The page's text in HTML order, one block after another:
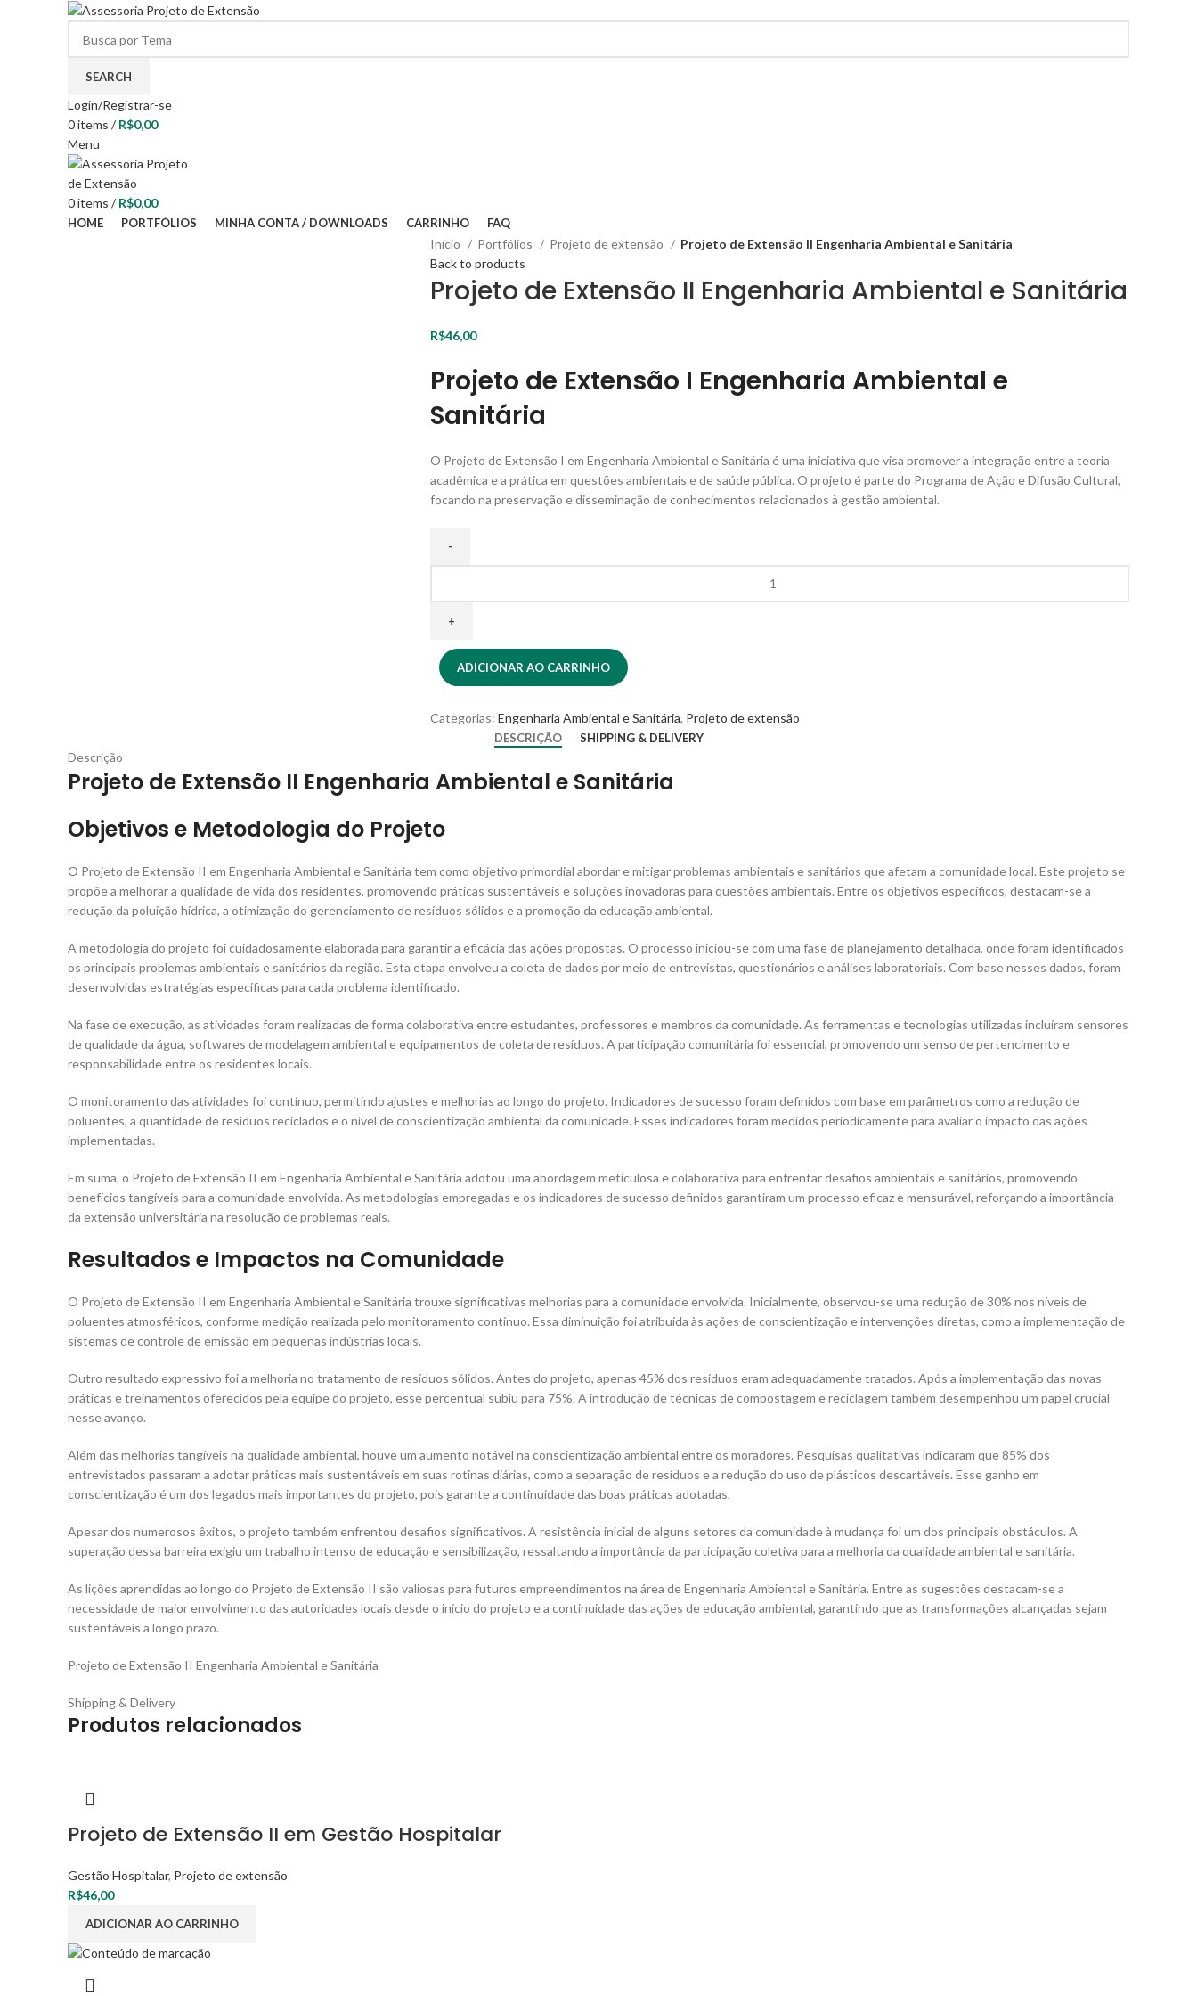
SEARCH
Login/Registrar-se
0items / R$0,00
Menu
0items / R$0,00
HOME PORTFÓLIOS MINHA CONTA / DOWNLOADS CARRINHO FAQ
Início Portfólios Projeto de extensão
Projeto de Extensão II Engenharia Ambiental e Sanitária
Back to products
Projeto de Extensão II Engenharia Ambiental e Sanitária
R$46,00
Projeto de Extensão I Engenharia Ambiental e
Sanitária
O Projeto de Extensão I em Engenharia Ambiental e Sanitária é uma iniciativa que visa promover a integração entre a teoria
acadêmica e a prática em questões ambientais e de saúde pública. O projeto é parte do Programa de Ação e Difusão Cultural,
focando na preservação e disseminação de conhecimentos relacionados à gestão ambiental.
ADICIONAR AO CARRINHO
Categorias: Engenharia Ambiental e Sanitária, Projeto de extensão
DESCRIÇÃO SHIPPING & DELIVERY
Descrição
Projeto de Extensão II Engenharia Ambiental e Sanitária
Objetivos e Metodologia do Projeto
O Projeto de Extensão II em Engenharia Ambiental e Sanitária tem como objetivo primordial abordar e mitigar problemas ambientais e sanitários que afetam a comunidade local. Este projeto se
propõe a melhorar a qualidade de vida dos residentes, promovendo práticas sustentáveis e soluções inovadoras para questões ambientais. Entre os objetivos específicos, destacam-se a
redução da poluição hídrica, a otimização do gerenciamento de resíduos sólidos e a promoção da educação ambiental.
A metodologia do projeto foi cuidadosamente elaborada para garantir a eficácia das ações propostas. O processo iniciou-se com uma fase de planejamento detalhada, onde foram identificados
os principais problemas ambientais e sanitários da região. Esta etapa envolveu a coleta de dados por meio de entrevistas, questionários e análises laboratoriais. Com base nesses dados, foram
desenvolvidas estratégias específicas para cada problema identificado.
Na fase de execução, as atividades foram realizadas de forma colaborativa entre estudantes, professores e membros da comunidade. As ferramentas e tecnologias utilizadas incluíram sensores
de qualidade da água, softwares de modelagem ambiental e equipamentos de coleta de resíduos. A participação comunitária foi essencial, promovendo um senso de pertencimento e
responsabilidade entre os residentes locais.
O monitoramento das atividades foi contínuo, permitindo ajustes e melhorias ao longo do projeto. Indicadores de sucesso foram definidos com base em parâmetros como a redução de
poluentes, a quantidade de resíduos reciclados e o nível de conscientização ambiental da comunidade. Esses indicadores foram medidos periodicamente para avaliar o impacto das ações
implementadas.
Em suma, o Projeto de Extensão II em Engenharia Ambiental e Sanitária adotou uma abordagem meticulosa e colaborativa para enfrentar desafios ambientais e sanitários, promovendo
benefícios tangíveis para a comunidade envolvida. As metodologias empregadas e os indicadores de sucesso definidos garantiram um processo eficaz e mensurável, reforçando a importância
da extensão universitária na resolução de problemas reais.
Resultados e Impactos na Comunidade
O Projeto de Extensão II em Engenharia Ambiental e Sanitária trouxe significativas melhorias para a comunidade envolvida. Inicialmente, observou-se uma redução de 30% nos níveis de
poluentes atmosféricos, conforme medição realizada pelo monitoramento contínuo. Essa diminuição foi atribuída às ações de conscientização e intervenções diretas, como a implementação de
sistemas de controle de emissão em pequenas indústrias locais.
Outro resultado expressivo foi a melhoria no tratamento de resíduos sólidos. Antes do projeto, apenas 45% dos resíduos eram adequadamente tratados. Após a implementação das novas
práticas e treinamentos oferecidos pela equipe do projeto, esse percentual subiu para 75%. A introdução de técnicas de compostagem e reciclagem também desempenhou um papel crucial
nesse avanço.
Além das melhorias tangíveis na qualidade ambiental, houve um aumento notável na conscientização ambiental entre os moradores. Pesquisas qualitativas indicaram que 85% dos
entrevistados passaram a adotar práticas mais sustentáveis em suas rotinas diárias, como a separação de resíduos e a redução do uso de plásticos descartáveis. Esse ganho em
conscientização é um dos legados mais importantes do projeto, pois garante a continuidade das boas práticas adotadas.
Apesar dos numerosos êxitos, o projeto também enfrentou desafios significativos. A resistência inicial de alguns setores da comunidade à mudança foi um dos principais obstáculos. A
superação dessa barreira exigiu um trabalho intenso de educação e sensibilização, ressaltando a importância da participação coletiva para a melhoria da qualidade ambiental e sanitária.
As lições aprendidas ao longo do Projeto de Extensão II são valiosas para futuros empreendimentos na área de Engenharia Ambiental e Sanitária. Entre as sugestões destacam-se a
necessidade de maior envolvimento das autoridades locais desde o início do projeto e a continuidade das ações de educação ambiental, garantindo que as transformações alcançadas sejam
sustentáveis a longo prazo.
Projeto de Extensão II Engenharia Ambiental e Sanitária
Shipping & Delivery
Produtos relacionados
Projeto de Extensão II em Gestão Hospitalar
Gestão Hospitalar, Projeto de extensão
R$46,00
ADICIONAR AO CARRINHO